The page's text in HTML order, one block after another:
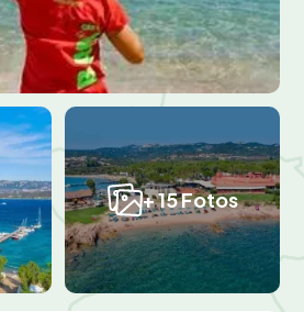
+ 15 Fotos